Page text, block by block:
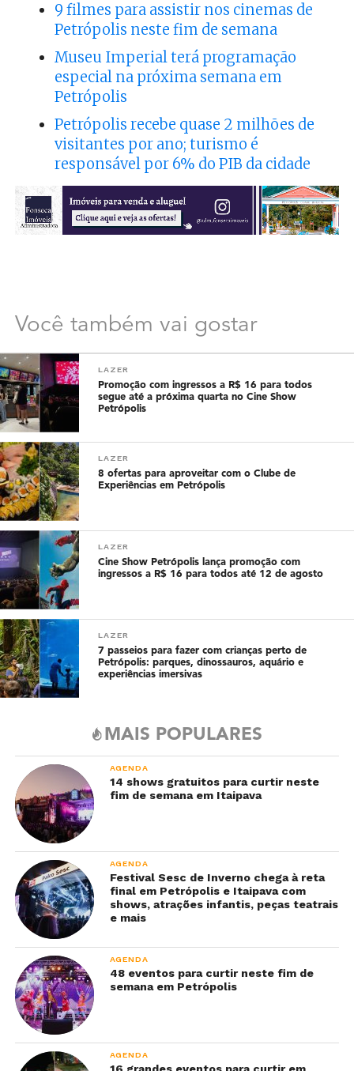
9 filmes para assistir nos cinemas de
Petrópolis neste fim de semana
Museu Imperial terá programação
especial na próxima semana em
Petrópolis
Petrópolis recebe quase 2 milhões de
visitantes por ano; turismo é
responsável por 6% do PIB da cidade
Você também vai gostar
LAZER
Promoção com ingressos a R$ 16 para todos
segue até a próxima quarta no Cine Show
Petrópolis
LAZER
8 ofertas para aproveitar com o Clube de
Experiências em Petrópolis
LAZER
Cine Show Petrópolis lança promoção com
ingressos a R$ 16 para todos até 12 de agosto
LAZER
7 passeios para fazer com crianças perto de
Petrópolis: parques, dinossauros, aquário e
experiências imersivas
MAIS POPULARES
AGENDA
14 shows gratuitos para curtir neste
fim de semana em Itaipava
AGENDA
Festival Sesc de Inverno chega à reta
final em Petrópolis e Itaipava com
shows, atrações infantis, peças teatrais
e mais
AGENDA
48 eventos para curtir neste fim de
semana em Petrópolis
AGENDA